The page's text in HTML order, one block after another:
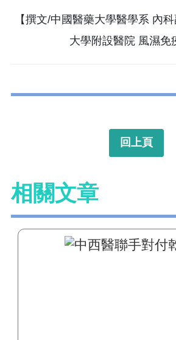
【撰文/中國醫藥大學醫學系 內
大學附設醫院 風濕免
回上頁
相關文章